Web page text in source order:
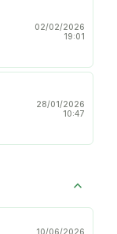
02/02/2026
19:01
28/01/2026
10:47
10/06/2026